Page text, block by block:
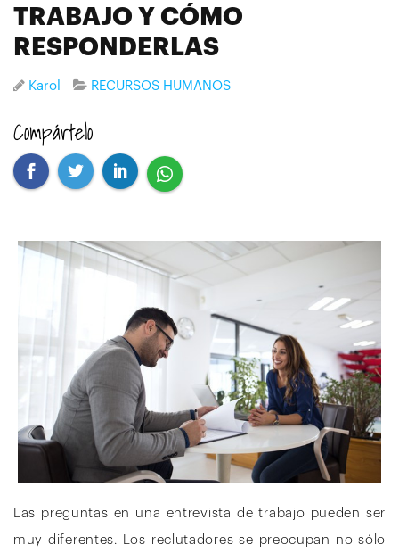
TRABAJO Y CÓMO
RESPONDERLAS
Karol RECURSOS HUMANOS
Compártelo
Las preguntas en una entrevista de trabajo pueden ser
muy diferentes. Los reclutadores se preocupan no sólo